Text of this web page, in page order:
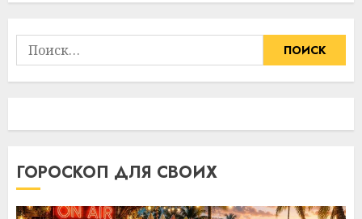
Найти:
ГОРОСКОП ДЛЯ СВОИХ